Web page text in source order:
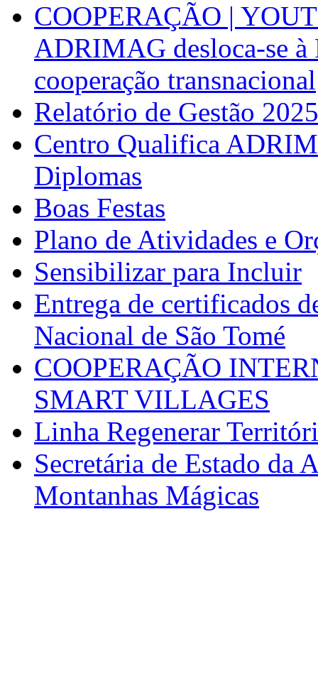
COOPERAÇÃO |
ADRIMAG desloca-se
cooperação transnacional
Relatório de Gestão 2025
Centro Qualifica
Diplomas
Boas Festas
Plano de Atividades e
Sensibilizar para Incluir
Entrega de certificados
Nacional de São Tomé
COOPERAÇÃO
SMART VILLAGES
Linha Regenerar
Secretária de Estado da
Montanhas Mágicas